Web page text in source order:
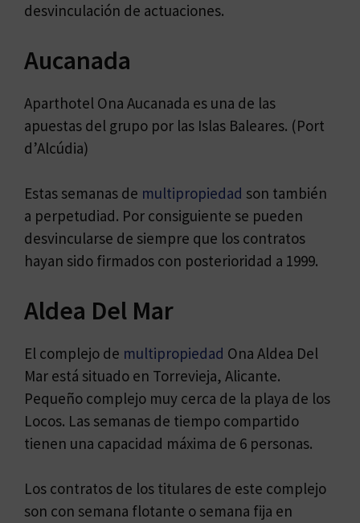
desvinculación de actuaciones.
Aucanada
Aparthotel Ona Aucanada es una de las
apuestas del grupo por las Islas Baleares. (Port
d’Alcúdia)
Estas semanas de multipropiedad son también
a perpetudiad. Por consiguiente se pueden
desvincularse de siempre que los contratos
hayan sido firmados con posterioridad a 1999.
Aldea Del Mar
El complejo de multipropiedad Ona Aldea Del
Mar está situado en Torrevieja, Alicante.
Pequeño complejo muy cerca de la playa de los
Locos. Las semanas de tiempo compartido
tienen una capacidad máxima de 6 personas.
Los contratos de los titulares de este complejo
son con semana flotante o semana fija en